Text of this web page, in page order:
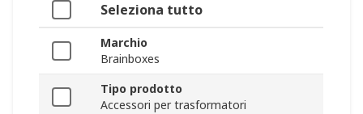
Seleziona tutto
Marchio
Brainboxes
Tipo prodotto
Accessori per trasformatori